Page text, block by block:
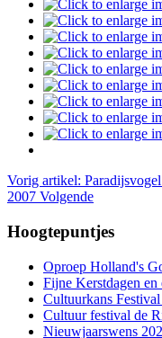
Vorig artikel: Paradijsvogel
2007 Volgende
Hoogtepuntjes
Oproep Holland's
Fijne Kerstdagen en
Cultuurkans
Cultuur festival de
Nieuwjaarswens